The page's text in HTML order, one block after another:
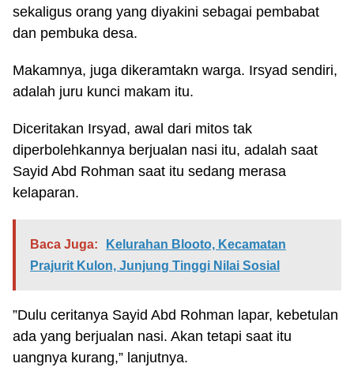
sekaligus orang yang diyakini sebagai pembabat
dan pembuka desa.
Makamnya, juga dikeramtakn warga. Irsyad sendiri,
adalah juru kunci makam itu.
Diceritakan Irsyad, awal dari mitos tak
diperbolehkannya berjualan nasi itu, adalah saat
Sayid Abd Rohman saat itu sedang merasa
kelaparan.
Baca Juga:
Kelurahan Blooto, Kecamatan
Prajurit Kulon, Junjung Tinggi Nilai Sosial
”Dulu ceritanya Sayid Abd Rohman lapar, kebetulan
ada yang berjualan nasi. Akan tetapi saat itu
uangnya kurang,” lanjutnya.